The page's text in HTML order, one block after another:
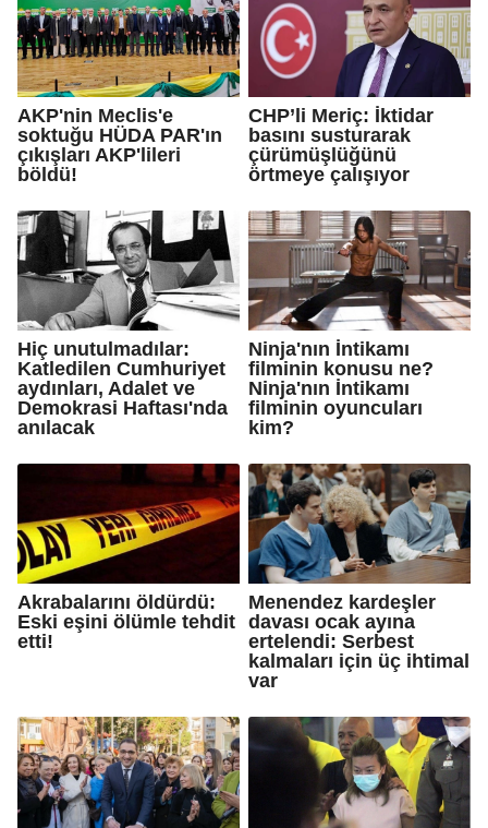
AKP'nin Meclis'e
soktuğu HÜDA PAR'ın
çıkışları AKP'lileri
böldü!
CHP’li Meriç: İktidar
basını susturarak
çürümüşlüğünü
örtmeye çalışıyor
Hiç unutulmadılar:
Katledilen Cumhuriyet
aydınları, Adalet ve
Demokrasi Haftası'nda
anılacak
Ninja'nın İntikamı
filminin konusu ne?
Ninja'nın İntikamı
filminin oyuncuları
kim?
Akrabalarını öldürdü:
Eski eşini ölümle tehdit
etti!
Menendez kardeşler
davası ocak ayına
ertelendi: Serbest
kalmaları için üç ihtimal
var